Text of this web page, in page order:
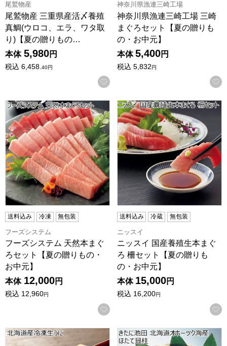
尾鷲物産
尾鷲物産 三重県産活〆養殖
真鯛(ウロコ、エラ、ワタ取
り)【夏の贈りもの…
本体 5,980円
税込 6,458.40円
お気に入りに登録する
神奈川県漁連三崎工場
神奈川県漁連三崎工場 三崎
まぐろセット【夏の贈りも
の・お中元】
本体 5,400円
税込 5,832円
フーズシステム 天然本まぐろセット【夏の贈りもの・お中元
送料込み 冷凍 無包装
フーズシステム
フーズシステム 天然本まぐ
ろセット【夏の贈りもの・
お中元】
本体 12,000円
税込 12,960円
お気に入りに登録する
ニッスイ 国産養殖生本まぐ
送料込み 冷蔵 無包装
ニッスイ
ニッスイ 国産養殖生本まぐ
ろ 柵セット【夏の贈りも
の・お中元】
本体 15,000円
税込 16,200円
北海道産冷凍生うに【夏の贈りもの・お中元】[KYOK-156]
きたに池田 北海道オホーツ